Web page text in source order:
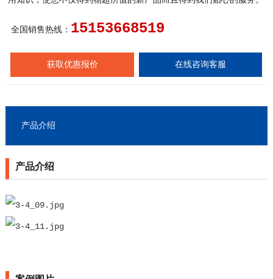
全国销售热线： 15153668519
获取优惠报价 在线咨询客服
产品介绍
产品介绍